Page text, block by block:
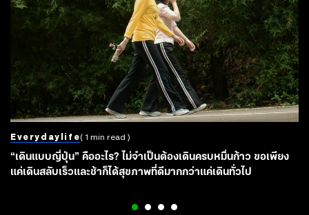
Everydaylife( 1 min read )
“เดินแบบญี่ปุ่น” คืออะไร? ไม่จำเป็นต้องเดินครบหมื่นก้าว ขอเพียง
แค่เดินสลับเร็วและช้าก็ได้สุขภาพที่ดีมากกว่าแค่เดินทั่วไป